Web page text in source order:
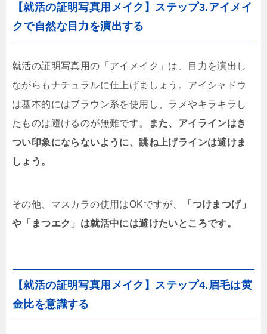
【就活の証明写真用メイク】ステップ3.アイメイ
クで自然な目力を演出する
就活の証明写真用の「アイメイク」は、目力を演出し
ながらもナチュラルに仕上げましょう。アイシャドウ
は基本的にはブラウン系を使用し、ラメやキラキラし
たものは避けるのが無難です。
また、アイラインはき
つい印象にならないように、跳ね上げラインは避けま
しょう。
その他、マスカラの使用はOKですが、
「つけまつげ」
や「まつエク」は就活中には避けたいところです。
【就活の証明写真用メイク】ステップ4.眉毛は黄
金比を意識する